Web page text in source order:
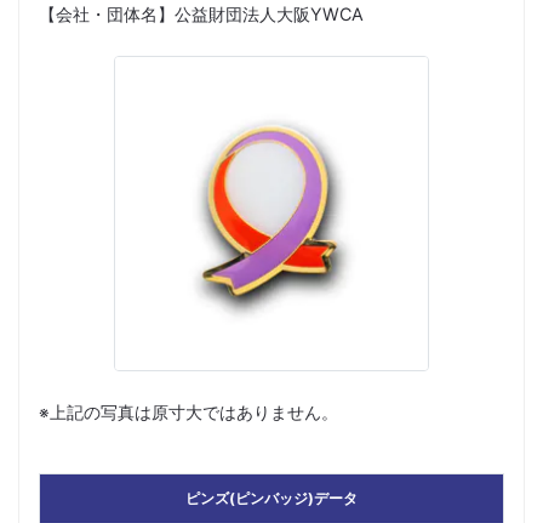
【会社・団体名】公益財団法人大阪YWCA
※上記の写真は原寸大ではありません。
ピンズ(ピンバッジ)データ